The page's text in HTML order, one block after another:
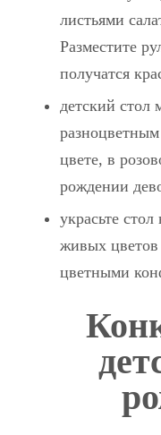
листьями
Разместите
получатся
детский стол
цвете, в
рождении
украсьте
живых
цветными